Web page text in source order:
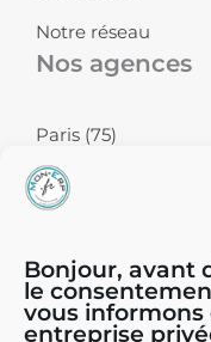
Bonjour, avant
le
vous informons
entreprise
Notre réseau
Nos agences
Paris (75)
Rhone (69)
Pas-de-calais (62)
Bas-Rhin (67)
Haut-Rhin (68)